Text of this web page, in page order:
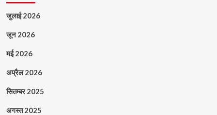
जुलाई 2026
जून 2026
मई 2026
अप्रैल 2026
सितम्बर 2025
अगस्त 2025